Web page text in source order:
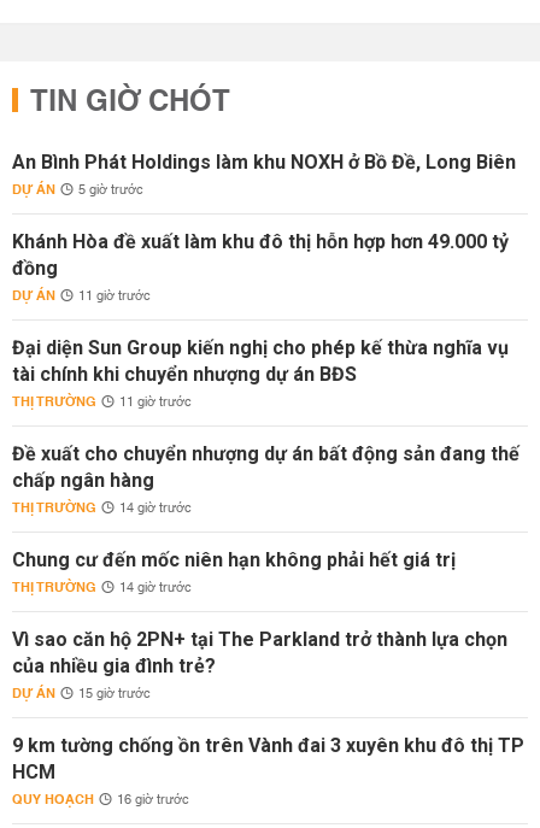
TIN GIỜ CHÓT
An Bình Phát Holdings làm khu NOXH ở Bồ Đề, Long Biên
DỰ ÁN 5 giờ trước
Khánh Hòa đề xuất làm khu đô thị hỗn hợp hơn 49.000 tỷ
đồng
DỰ ÁN 11 giờ trước
Đại diện Sun Group kiến nghị cho phép kế thừa nghĩa vụ
tài chính khi chuyển nhượng dự án BĐS
THỊ TRƯỜNG 11 giờ trước
Đề xuất cho chuyển nhượng dự án bất động sản đang thế
chấp ngân hàng
THỊ TRƯỜNG 14 giờ trước
Chung cư đến mốc niên hạn không phải hết giá trị
THỊ TRƯỜNG 14 giờ trước
Vì sao căn hộ 2PN+ tại The Parkland trở thành lựa chọn
của nhiều gia đình trẻ?
DỰ ÁN 15 giờ trước
9 km tường chống ồn trên Vành đai 3 xuyên khu đô thị TP
HCM
QUY HOẠCH 16 giờ trước